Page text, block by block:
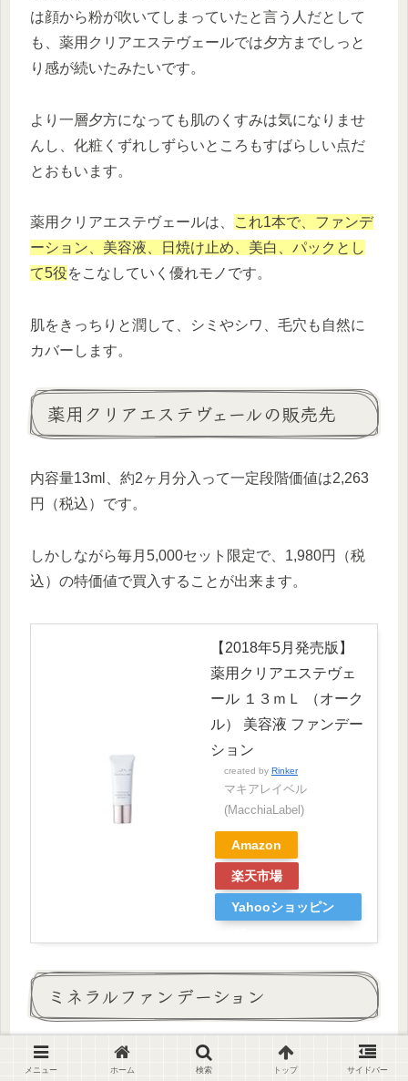
は顔から粉が吹いてしまっていたと言う人だとして
も、薬用クリアエステヴェールでは夕方までしっと
り感が続いたみたいです。
より一層夕方になっても肌のくすみは気になりませ
んし、化粧くずれしずらいところもすばらしい点だ
とおもいます。
薬用クリアエステヴェールは、
これ1本で、ファンデ
ーション、美容液、日焼け止め、美白、パックとし
て5役をこなしていく優れモノです。
肌をきっちりと潤して、シミやシワ、毛穴も自然に
カバーします。
薬用クリアエステヴェールの販売先
内容量13ml、約2ヶ月分入って一定段階価値は2,263
円（税込）です。
しかしながら毎月5,000セット限定で、1,980円（税
込）の特価値で買入することが出来ます。
【2018年5月発売版】
薬用クリアエステヴェ
ール １３ｍＬ （オーク
ル） 美容液 ファンデー
ション
created by Rinker
マキアレイベル
(MacchiaLabel)
Amazon
楽天市場
Yahooショッピン
ミネラルファンデーション
メニュー ホーム 検索 トップ サイドバー